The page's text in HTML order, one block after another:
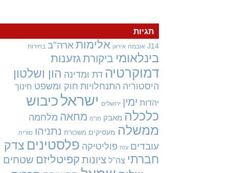
תגיות
J14 אובמה איראן אלימות ארה"ב בחירות
בינלאומיביקורתגזענות
דמוקרטיה דת ומדינההון ושלטון
היסטוריה התנחלויות חוק ומשפט חינוך
יהדות ימין ירושלים ישראלכיבוש
כלכלה מאבק מו"מ מחאהמלחמה
ממשלה מעסיקים משכורת נתניהו סוריה
עובדים עזה פוליטיקה פלסטיניםצדק
חברתי צה"ל ציונותקפיטליזםשטחים